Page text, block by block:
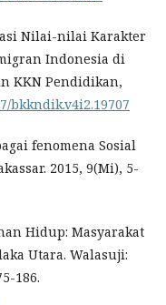
Nilai-nilai Karakter
Indonesia di
KKN Pendidikan,
bkkndik.v4i2.19707
fenomena Sosial
2015, 9(Mi), 5-
Hidup: Masyarakat
Utara. Walasuji:
186.